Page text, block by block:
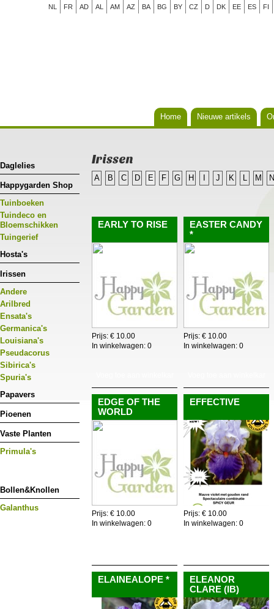
NL FR AD AL AM AZ BA BG BY CZ D DK EE ES FI
Home Nieuwe artikels
Daglelies
Happygarden Shop
Tuinboeken
Tuindeco en
Bloemschikken
Tuingerief
Hosta's
Irissen
Andere
Arilbred
Ensata's
Germanica's
Louisiana's
Pseudacorus
Sibirica's
Spuria's
Papavers
Pioenen
Vaste Planten
Primula's
Bollen&Knollen
Galanthus
Irissen
A B C D E F G H J K L M N
EARLY TO RISE
Prijs: € 10.00
In winkelwagen: 0
EASTER CANDY
*
Prijs: € 10.00
In winkelwagen: 0
EDGE OF THE
WORLD
Prijs: € 10.00
In winkelwagen: 0
EFFECTIVE
Prijs: € 10.00
In winkelwagen: 0
ELAINEALOPE *
ELEANOR
CLARE (IB)